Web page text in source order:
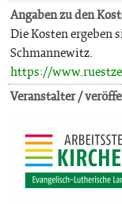
Angaben zu den
Die Kosten ergeben
Schmannewitz.
https://
Veranstalter /